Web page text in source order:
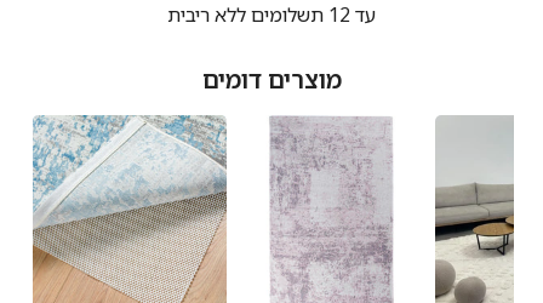
עד 12 תשלומים ללא ריבית
מוצרים דומים